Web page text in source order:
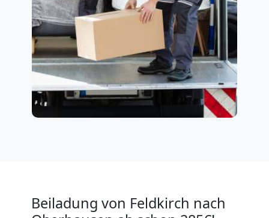
Beiladung von Feldkirch nach